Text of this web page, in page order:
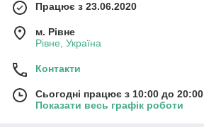
Працює з 23.06.2020
м. Рівне
Рівне, Україна
Контакти
Сьогодні працює з 10:00 до 20:00
Показати весь графік роботи